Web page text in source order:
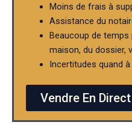
Moins de frais à
Assistance du
Beaucoup de temps
maison, du dossier,
Incertitudes quand
Vendre En